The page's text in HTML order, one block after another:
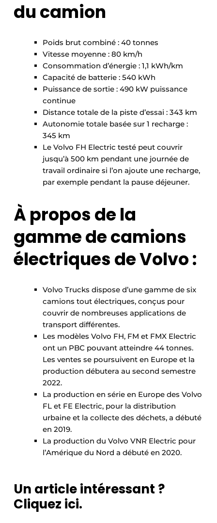
du camion
Poids brut combiné : 40 tonnes
Vitesse moyenne : 80 km/h
Consommation d’énergie : 1,1 kWh/km
Capacité de batterie : 540 kWh
Puissance de sortie : 490 kW puissance
continue
Distance totale de la piste d’essai : 343 km
Autonomie totale basée sur 1 recharge :
345 km
Le Volvo FH Electric testé peut couvrir
jusqu’à 500 km pendant une journée de
travail ordinaire si l’on ajoute une recharge,
par exemple pendant la pause déjeuner.
À propos de la
gamme de camions
électriques de Volvo :
Volvo Trucks dispose d’une gamme de six
camions tout électriques, conçus pour
couvrir de nombreuses applications de
transport différentes.
Les modèles Volvo FH, FM et FMX Electric
ont un PBC pouvant atteindre 44 tonnes.
Les ventes se poursuivent en Europe et la
production débutera au second semestre
2022.
La production en série en Europe des Volvo
FL et FE Electric, pour la distribution
urbaine et la collecte des déchets, a débuté
en 2019.
La production du Volvo VNR Electric pour
l’Amérique du Nord a débuté en 2020.
Un article intéressant ?
Cliquez ici.